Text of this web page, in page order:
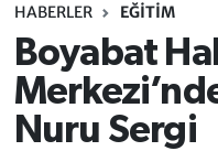
HABERLER EĞİTİM
Boyabat
Nuru Sergi
Sinop Trafik
Süper Lig Puan
Tüm Manşetler